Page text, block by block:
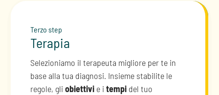
Primo step
Prenotazione
Puoi prenotareOnline
Oppure chiamare il nostroClinical Contact
Centerper prenotare o per avere maggiori
Secondo step
Diagnosi
Diagnosi accurata in due sedute, proposta
del piano terapeutico personalizzato
Terzo step
Terapia
Selezioniamo il terapeuta migliore per te in
base alla tua diagnosi. Insieme stabilite le
regole, gliobiettivi e itempi del tuo